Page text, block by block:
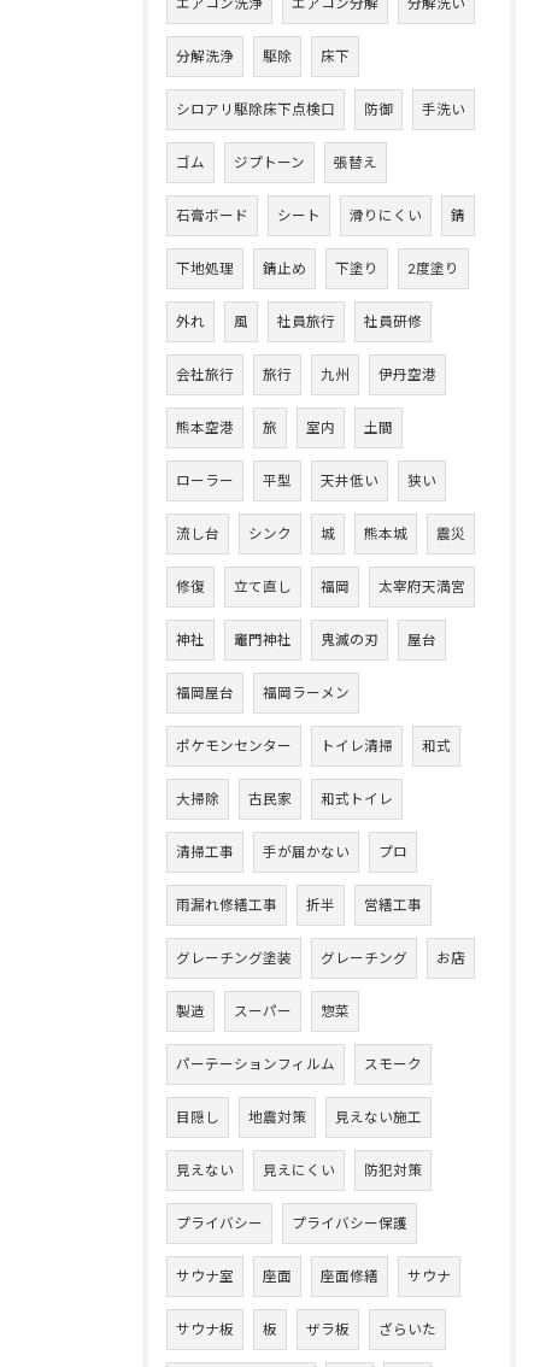
エアコン洗浄 エアコン分解 分解洗い
分解洗浄 駆除 床下
シロアリ駆除床下点検口 防御 手洗い
ゴム ジプトーン 張替え
石膏ボード シート 滑りにくい 錆
下地処理 錆止め 下塗り 2度塗り
外れ 風 社員旅行 社員研修
会社旅行 旅行 九州 伊丹空港
熊本空港 旅 室内 土間
ローラー 平型 天井低い 狭い
流し台 シンク 城 熊本城 震災
修復 立て直し 福岡 太宰府天満宮
神社 竈門神社 鬼滅の刃 屋台
福岡屋台 福岡ラーメン
ポケモンセンター トイレ清掃 和式
大掃除 古民家 和式トイレ
清掃工事 手が届かない プロ
雨漏れ修繕工事 折半 営繕工事
グレーチング塗装 グレーチング お店
製造 スーパー 惣菜
パーテーションフィルム スモーク
目隠し 地震対策 見えない施工
見えない 見えにくい 防犯対策
プライバシー プライバシー保護
サウナ室 座面 座面修繕 サウナ
サウナ板 板 ザラ板 ざらいた